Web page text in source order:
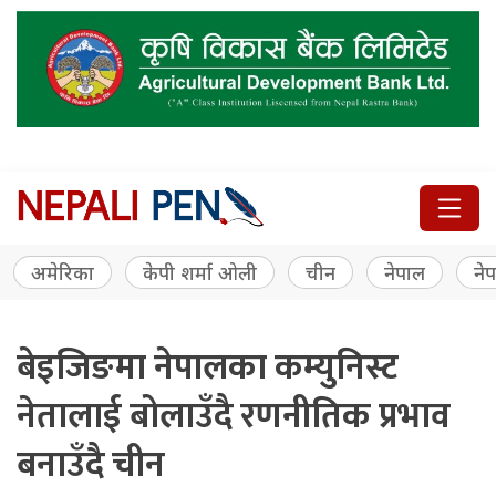
अमेरिका केपी शर्मा ओली चीन नेपाल
बेइजिङमा नेपालका कम्युनिस्ट
नेतालाई बोलाउँदै रणनीतिक प्रभाव
बनाउँदै चीन